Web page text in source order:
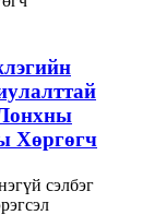
Хөргөгч
сэлбэг